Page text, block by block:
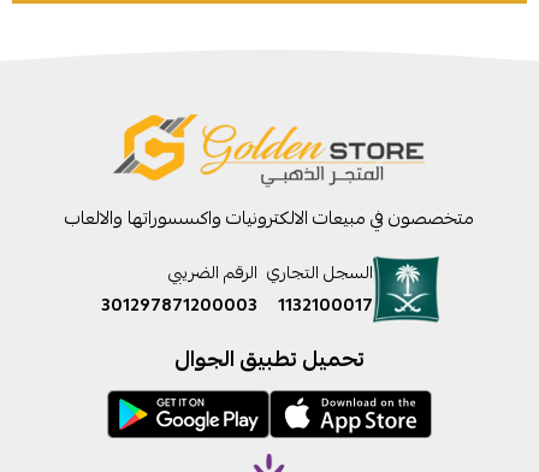
متخصصون في مبيعات الالكترونيات واكسسوراتها والالعاب
السجل التجاري
1132100017
الرقم الضريبي
301297871200003
تحميل تطبيق الجوال